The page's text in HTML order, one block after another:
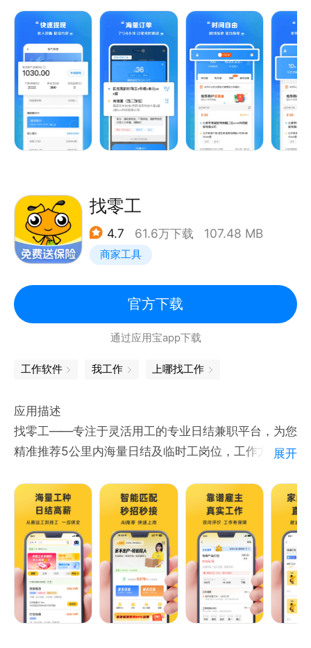
求职、找工作、做兼职赚钱时，无论你是大学生还是上
班族，闪送层层保障您的权益。
【平台优势】
1、时间灵活，自由接单，工作区域不受限制；
2、 按单结算，月入千元（个人报酬=物品重量 配送距
离 奖金）；
3、上百个服务城市，数千家商户，订单源源不断；
6、闪送员奖励，不定期工服，背包，冷藏箱免费发
放；
下载进入应用，请点击我要报名，即可收到面试邀请
找零工
4.7 61.6万下载 107.48 MB
商家工具
官方下载
通过应用宝app下载
工作软件 我工作 上哪找工作
应用描述
找零工——专注于灵活用工的专业日结兼职平台，为您
精准推荐5公里内海量日结及临时工岗位，工作方便，
州、绍兴 等城市开通服务，更多城市陆续上线中，敬
请期待！
【核心特点】
老板省心：一键发布需求→智能匹配熟练工→小时级雇
员接单、上岗
工友放心：海量附件日结/临时工岗位推荐→上工送保
险→工资当日结算
展开